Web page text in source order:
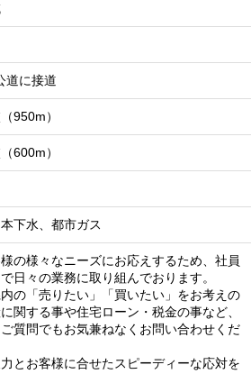
道に接道
950m）
600m）
下水、都市ガス
の様々なニーズにお応えするため、社員
日々の業務に取り組んでおります。
の「売りたい」「買いたい」をお考えの
関する事や住宅ローン・税金の事など、
質問でもお気兼ねなくお問い合わせくだ
とお客様に合せたスピーディーな応対を